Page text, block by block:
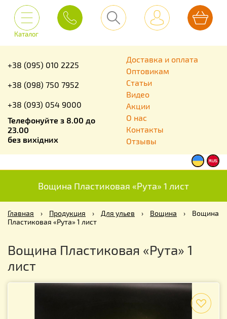
Каталог
+38 (095) 010 2225
+38 (098) 750 7952
+38 (093) 054 9000
Телефонуйте з 8.00 до
23.00
без вихідних
Доставка и оплата
Оптовикам
Статьи
Видео
Акции
О нас
Контакты
Отзывы
Вощина Пластиковая «Рута» 1 лист
Главная › Продукция › Для ульев › Вощина ›
Вощина
Пластиковая «Рута» 1 лист
Вощина Пластиковая «Рута» 1
лист